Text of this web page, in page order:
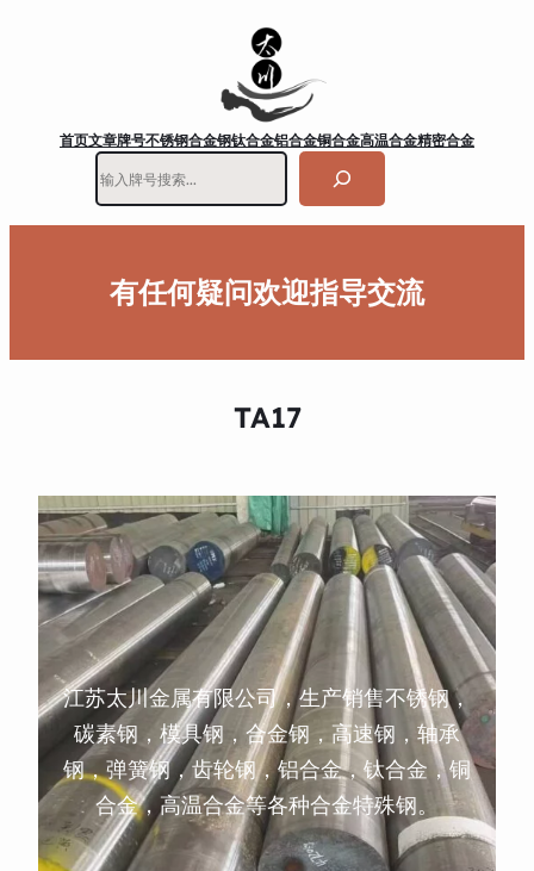
首页文章牌号不锈钢合金钢钛合金铝合金铜合金高温合金精密合金
有任何疑问欢迎指导交流
TA17
江苏太川金属有限公司，生产销售不锈钢，
碳素钢，模具钢，合金钢，高速钢，轴承
钢，弹簧钢，齿轮钢，铝合金，钛合金，铜
合金，高温合金等各种合金特殊钢。